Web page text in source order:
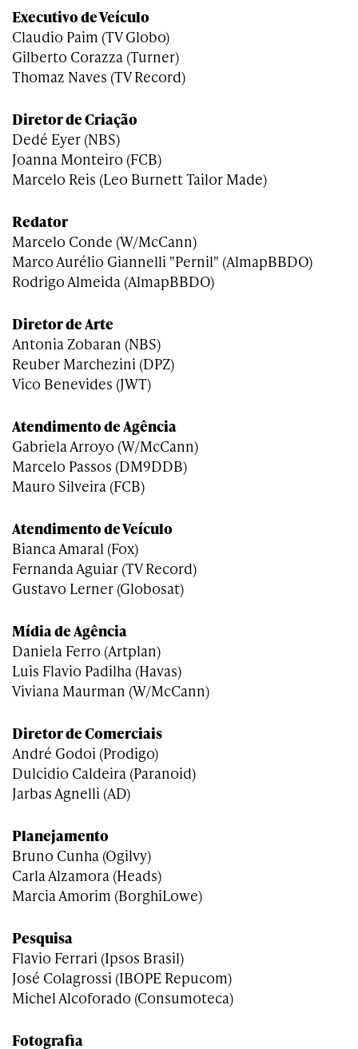
Executivo de Veículo
Claudio Paim (TV Globo)
Gilberto Corazza (Turner)
Thomaz Naves (TV Record)
Diretor de Criação
Dedé Eyer (NBS)
Joanna Monteiro (FCB)
Marcelo Reis (Leo Burnett Tailor Made)
Redator
Marcelo Conde (W/McCann)
Marco Aurélio Giannelli "Pernil" (AlmapBBDO)
Rodrigo Almeida (AlmapBBDO)
Diretor de Arte
Antonia Zobaran (NBS)
Reuber Marchezini (DPZ)
Vico Benevides (JWT)
Atendimento de Agência
Gabriela Arroyo (W/McCann)
Marcelo Passos (DM9DDB)
Mauro Silveira (FCB)
Atendimento de Veículo
Bianca Amaral (Fox)
Fernanda Aguiar (TV Record)
Gustavo Lerner (Globosat)
Mídia de Agência
Daniela Ferro (Artplan)
Luis Flavio Padilha (Havas)
Viviana Maurman (W/McCann)
Diretor de Comerciais
André Godoi (Prodigo)
Dulcidio Caldeira (Paranoid)
Jarbas Agnelli (AD)
Planejamento
Bruno Cunha (Ogilvy)
Carla Alzamora (Heads)
Marcia Amorim (BorghiLowe)
Pesquisa
Flavio Ferrari (Ipsos Brasil)
José Colagrossi (IBOPE Repucom)
Michel Alcoforado (Consumoteca)
Fotografia